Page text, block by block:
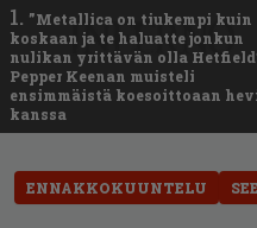
1. ”Metallica on tiukempi kuin
koskaan ja te haluatte jonkun
nulikan yrittävän olla
Pepper Keenan muisteli
ensimmäistä koesoittoaan
kanssa
ENNAKKOKUUNTELU